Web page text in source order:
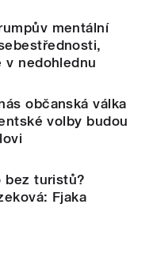
mentální
v nedohlednu
občanská válka
volby budou
bez turistů?
Fjaka